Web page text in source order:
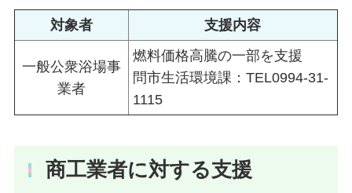
対象者 支援内容
一般公衆浴場事
業者
燃料価格高騰の一部を支援
問市生活環境課：TEL0994-31-
1115
商工業者に対する支援